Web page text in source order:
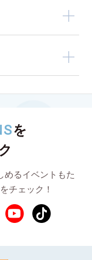
を
めるイベントもた
チェック！